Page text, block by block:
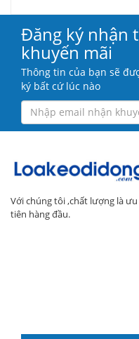
Đăng ký nhận
khuyến mãi
Thông tin của bạn sẽ
ký bất cứ lúc nào
Với chúng tôi ,chất lượng là ưu
tiên hàng đầu.